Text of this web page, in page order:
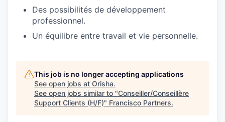
Des possibilités de développement
professionnel.
Un équilibre entre travail et vie personnelle.
This job is no longer accepting applications
See open jobs at Orisha.
See open jobs similar to "Conseiller/Conseillère
Support Clients (H/F)" Francisco Partners.